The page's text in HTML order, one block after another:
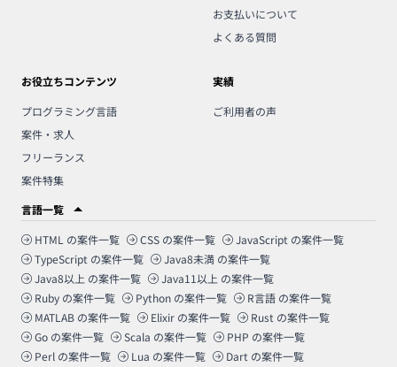
お支払いについて
よくある質問
お役立ちコンテンツ
プログラミング言語
案件・求人
フリーランス
案件特集
実績
ご利用者の声
言語一覧
HTML の案件一覧 CSS の案件一覧 JavaScript の案件一覧
TypeScript の案件一覧 Java8未満 の案件一覧
Java8以上 の案件一覧 Java11以上 の案件一覧
Ruby の案件一覧 Python の案件一覧 R言語 の案件一覧
MATLAB の案件一覧 Elixir の案件一覧 Rust の案件一覧
Go の案件一覧 Scala の案件一覧 PHP の案件一覧
Perl の案件一覧 Lua の案件一覧 Dart の案件一覧